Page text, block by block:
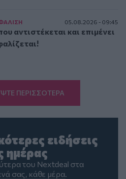
05.08.2026 - 09:45
αντιστέκεται και επιμένει
ΠΕΡΙΣΣΟΤΕΡΑ
ειδήσεις
ημέρας
του Nextdeal στα
σας, κάθε μέρα.